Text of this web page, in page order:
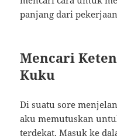
panjang dari
Mencari
Kuku
Di suatu sore
aku memutuskan
terdekat. Masuk ke